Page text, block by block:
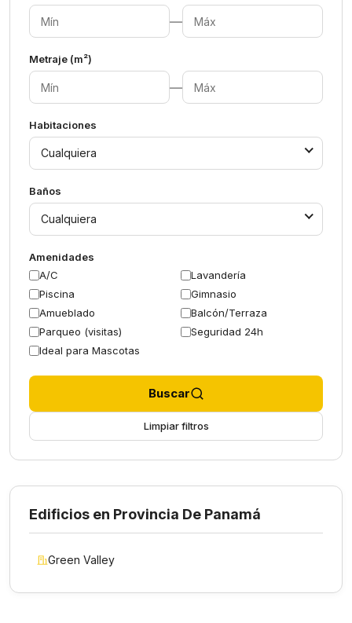
—
Metraje (m²)
—
Habitaciones
Cualquiera
Baños
Cualquiera
Amenidades
A/C
Lavandería
Piscina
Gimnasio
Amueblado
Balcón/Terraza
Parqueo (visitas)
Seguridad 24h
Ideal para Mascotas
Buscar
Limpiar filtros
Edificios en Provincia De Panamá
Green Valley